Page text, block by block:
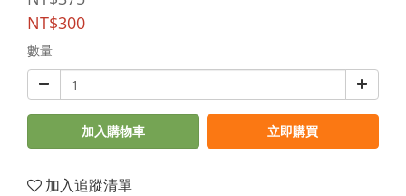
NT$300
數量
加入購物車 立即購買
加入追蹤清單